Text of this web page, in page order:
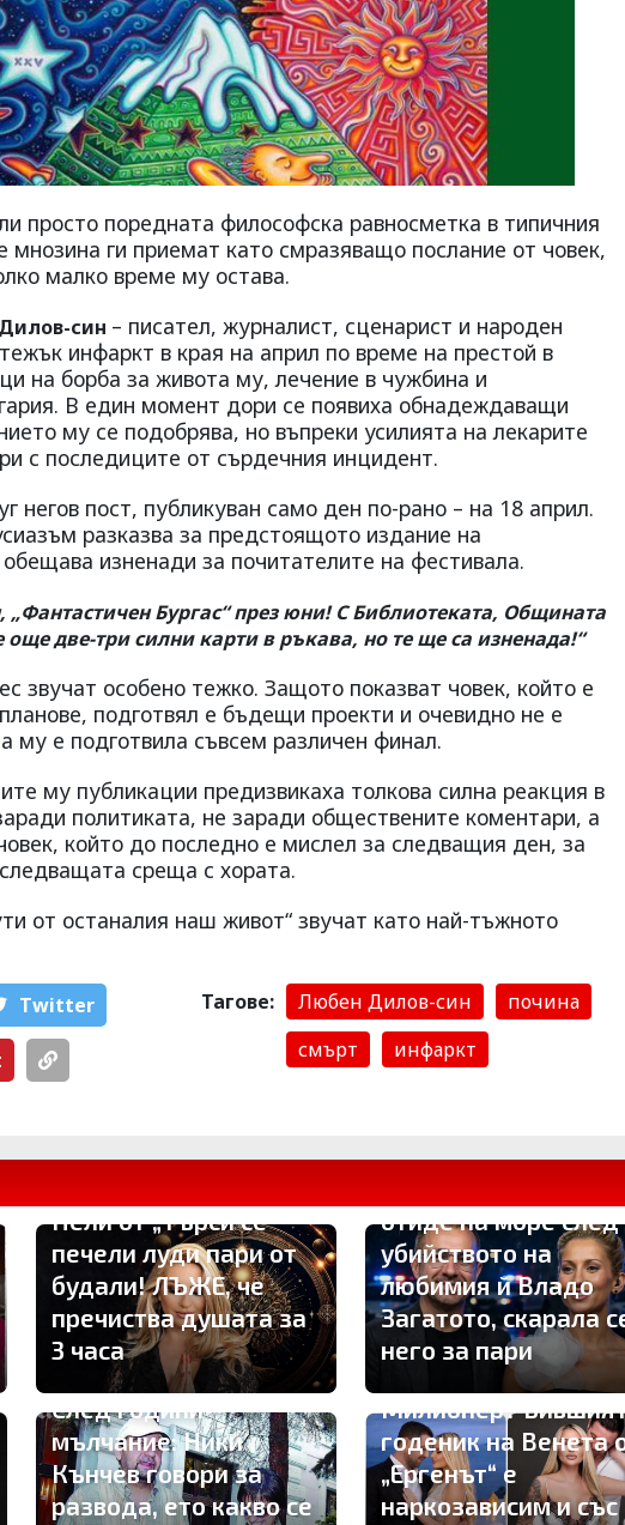
просто поредната философска равносметка в типичния
мнозина ги приемат като смразяващо послание от човек,
малко време му остава.
син – писател, журналист, сценарист и народен
инфаркт в края на април по време на престой в
на борба за живота му, лечение в чужбина и
В един момент дори се появиха обнадеждаващи
му се подобрява, но въпреки усилията на лекарите
с последиците от сърдечния инцидент.
негов пост, публикуван само ден по-рано – на 18 април.
разказва за предстоящото издание на
обещава изненади за почитателите на фестивала.
„Фантастичен Бургас“ през юни! С Библиотеката, Общината
две-три силни карти в ръкава, но те ще са изненада!“
звучат особено тежко. Защото показват човек, който е
подготвял е бъдещи проекти и очевидно не е
му е подготвила съвсем различен финал.
му публикации предизвикаха толкова силна реакция в
политиката, не заради обществените коментари, а
който до последно е мислел за следващия ден, за
среща с хората.
от останалия наш живот“ звучат като най-тъжното
Тwitter Тагове: Любен Дилов-син
почина
смърт
инфаркт
Нели от „Търси се“
печели луди пари от
будали! ЛЪЖЕ, че
пречиства душата за
3 часа
отиде на море след
убийството на
любимия й Владо
Загатото, скарала
него за пари
След години
мълчание: Ники
Кънчев говори за
развода, ето какво се
Милионер?
годеник на Венета
„Ергенът“ е
наркозависим и със